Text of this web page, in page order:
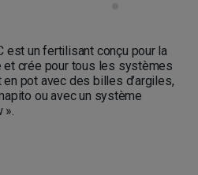
est un fertilisant conçu pour la
crée pour tous les systèmes
pot avec des billes d’argiles,
ou avec un système
».